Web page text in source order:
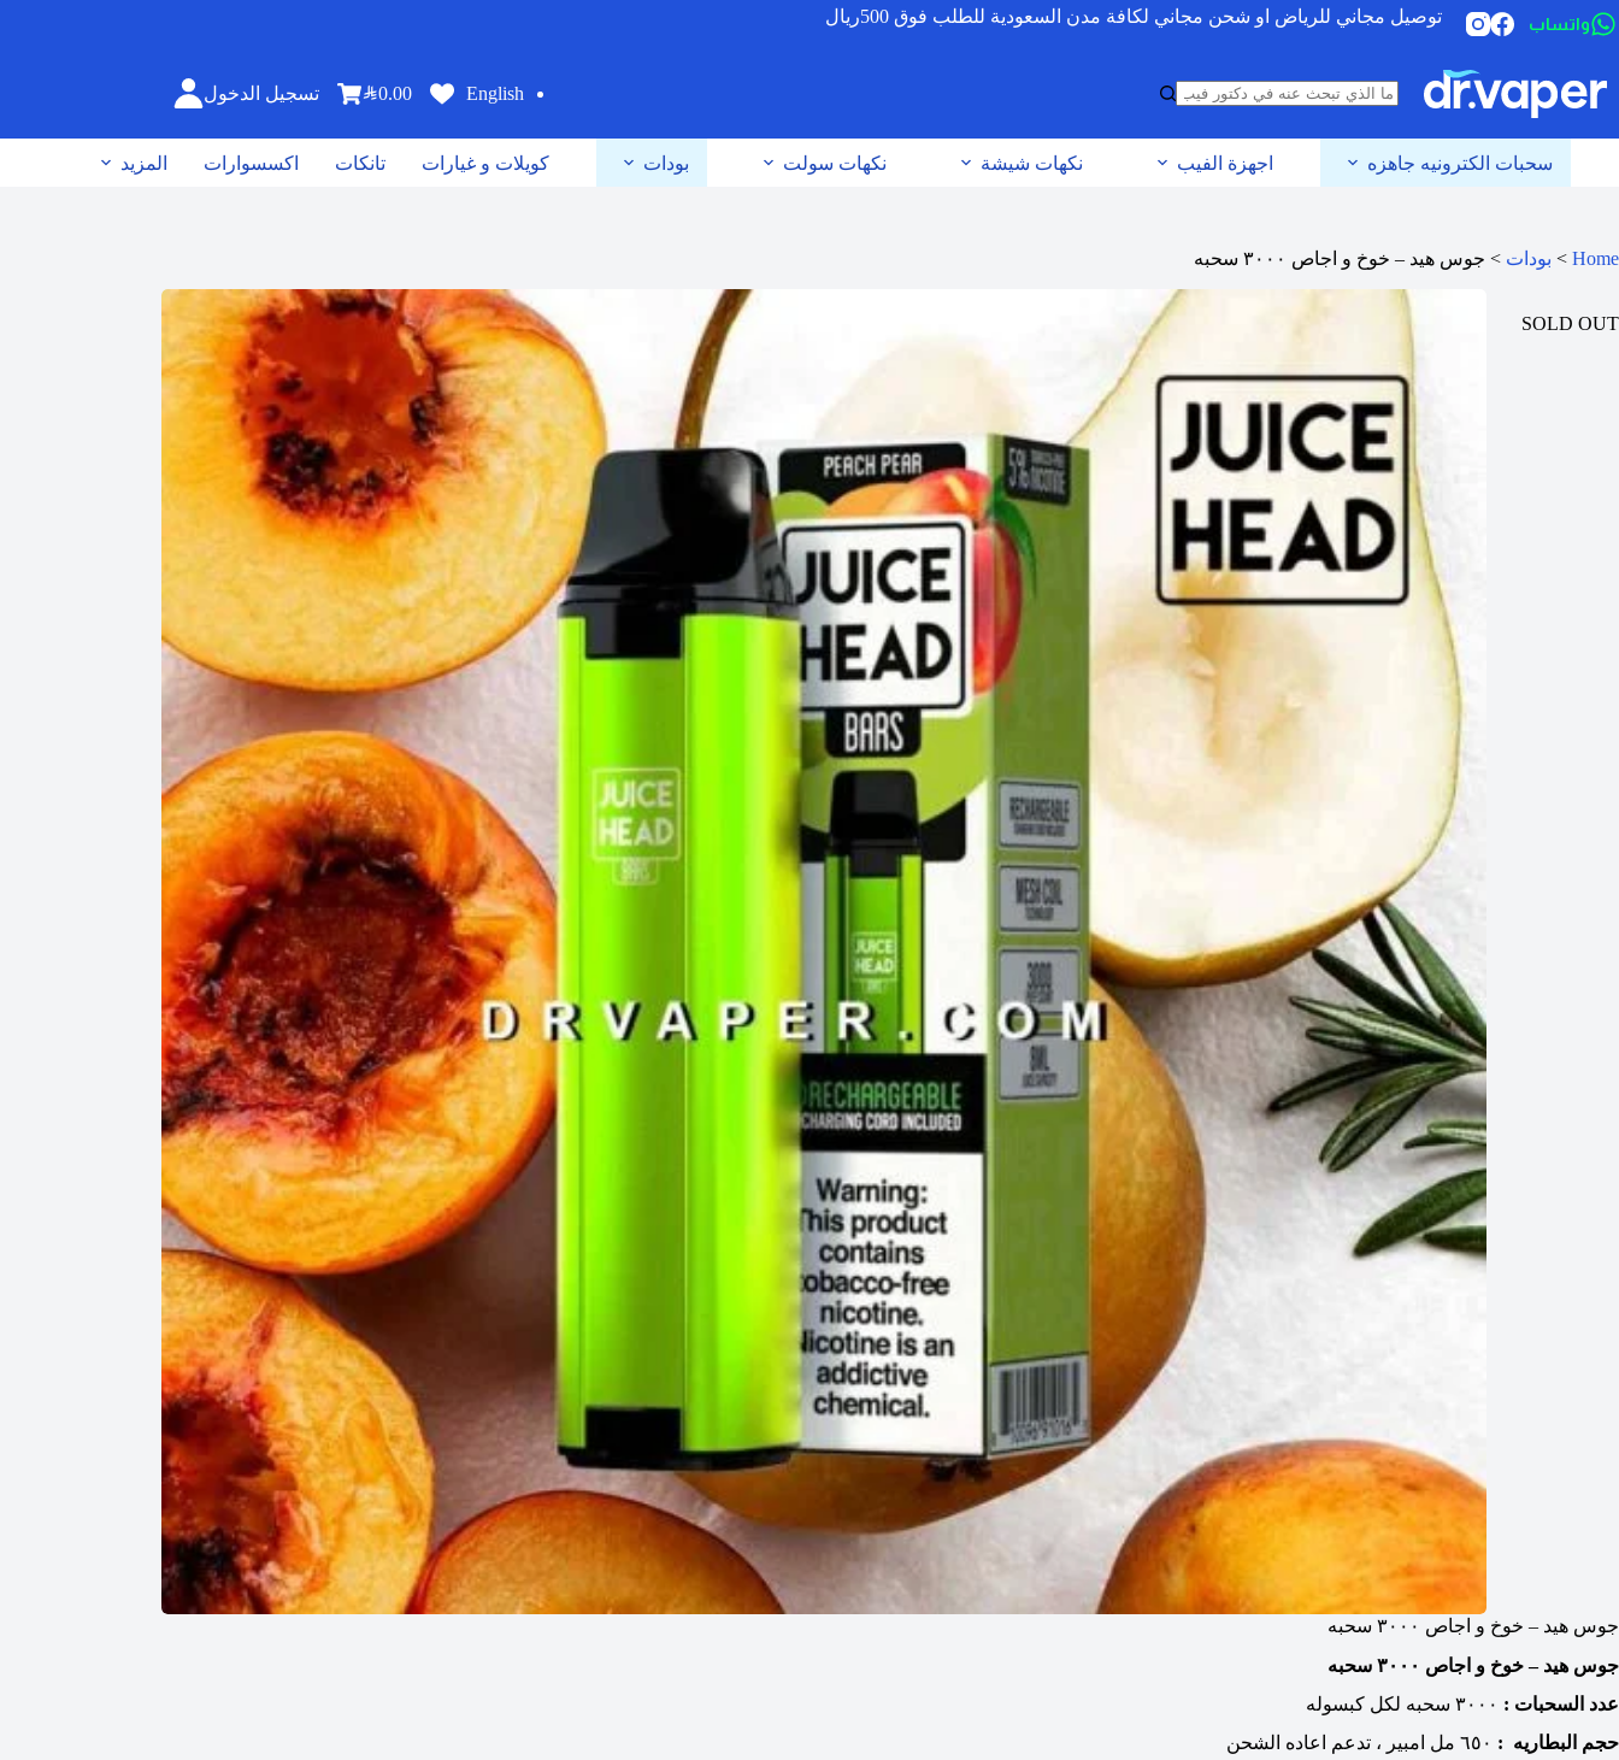
واتساب توصيل مجاني للرياض او شحن مجاني لكافة مدن السعودية للطلب فوق 500ريال
English
SAR0.00 تسجيل الدخول
سحبات الكترونيه جاهزه اجهزة الفيب نكهات شيشة نكهات سولت بودات كويلات و غيارات تانكات اكسسوارات المزيد
Home
> بودات > جوس هيد – خوخ و اجاص ٣٠٠٠ سحبه
SOLD OUT
جوس هيد – خوخ و اجاص ٣٠٠٠ سحبه
جوس هيد – خوخ و اجاص ٣٠٠٠ سحبه
عدد السحبات :
حجم البطاريه :